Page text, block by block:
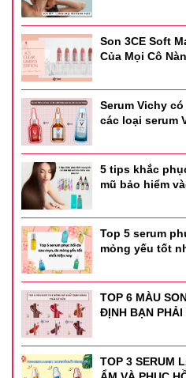
Son 3CE Soft
Của Mọi Cô
Serum Vichy
các loại serum
5 tips khắc
mũ bảo hiểm
Top 5 serum
mỏng yếu tốt
TOP 6 MÀU
ĐỊNH BẠN PHẢI
TOP 3 SERUM